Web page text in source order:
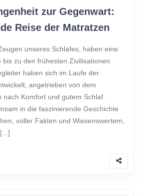
zur Gegenwart:
Reise der Matratzen
unseres Schlafes, haben eine
bis zu den frühesten Zivilisationen
haben sich im Laufe der
angetrieben von dem
nach Komfort und gutem Schlaf.
in die faszinierende Geschichte
voller Fakten und Wissenswertem,